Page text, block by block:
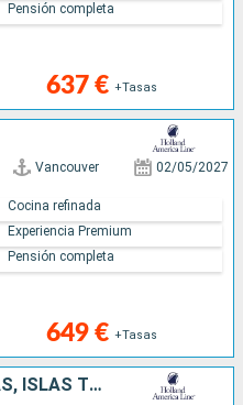
637 € +Tasas
Pensión completa
Vancouver 02/05/2027
649 € +Tasas
Cocina refinada
Experiencia Premium
Pensión completa
ESTADOS UNIDOS, BAHAMAS, ISLAS TURCAS Y CAICOS, REPÚBLICA DOMINICANA